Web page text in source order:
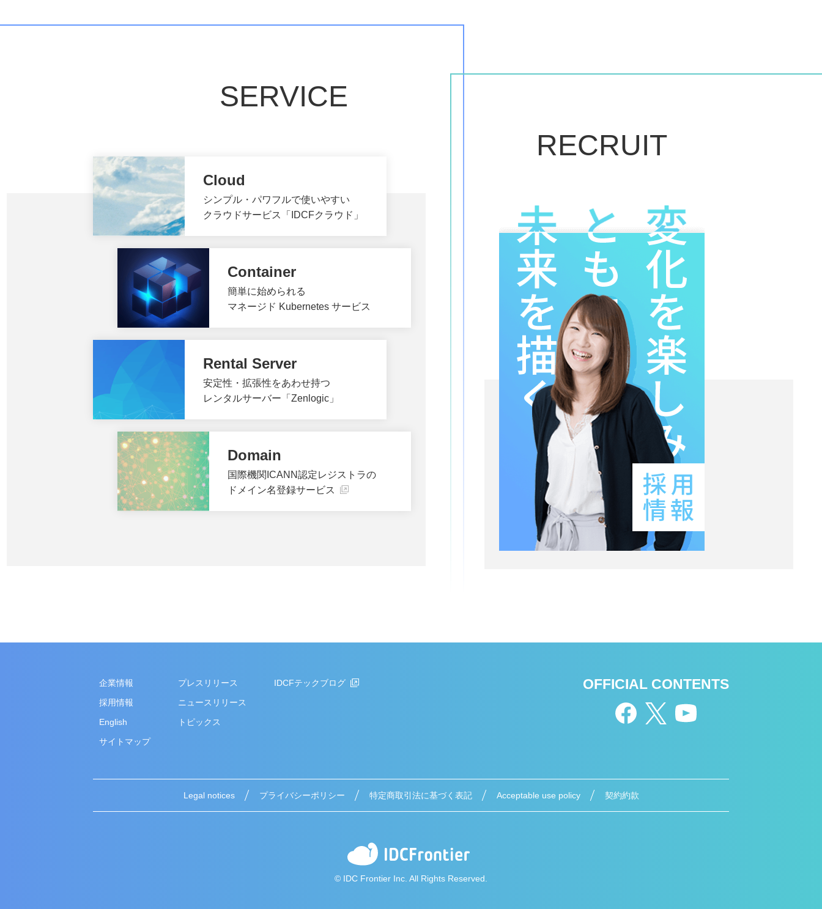
SERVICE
Cloud
シンプル・パワフルで使いやすい
クラウドサービス「IDCFクラウド」
Container
簡単に始められる
マネージド Kubernetes サービス
Rental Server
安定性・拡張性をあわせ持つ
レンタルサーバー「Zenlogic」
Domain
国際機関ICANN認定レジストラの
ドメイン名登録サービス
RECRUIT
企業情報
採用情報
English
サイトマップ
プレスリリース
ニュースリリース
トピックス
IDCFテックブログ OFFICIAL CONTENTS
Legal notices プライバシーポリシー 特定商取引法に基づく表記 Acceptable use policy 契約約款
© IDC Frontier Inc. All Rights Reserved.